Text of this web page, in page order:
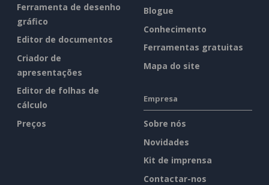
Ferramenta de desenho
gráfico
Editor de documentos
Criador de
apresentações
Editor de folhas de
cálculo
Preços
Blogue
Conhecimento
Ferramentas gratuitas
Mapa do site
Empresa
Sobre nós
Novidades
Kit de imprensa
Contactar-nos